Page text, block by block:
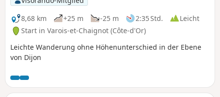
8,68 km
+25 m -25 m 2:35 Std.
Leicht
Start in Varois-et-Chaignot (Côte-d'Or)
Leichte Wanderung ohne Höhenunterschied in der Ebene
von Dijon